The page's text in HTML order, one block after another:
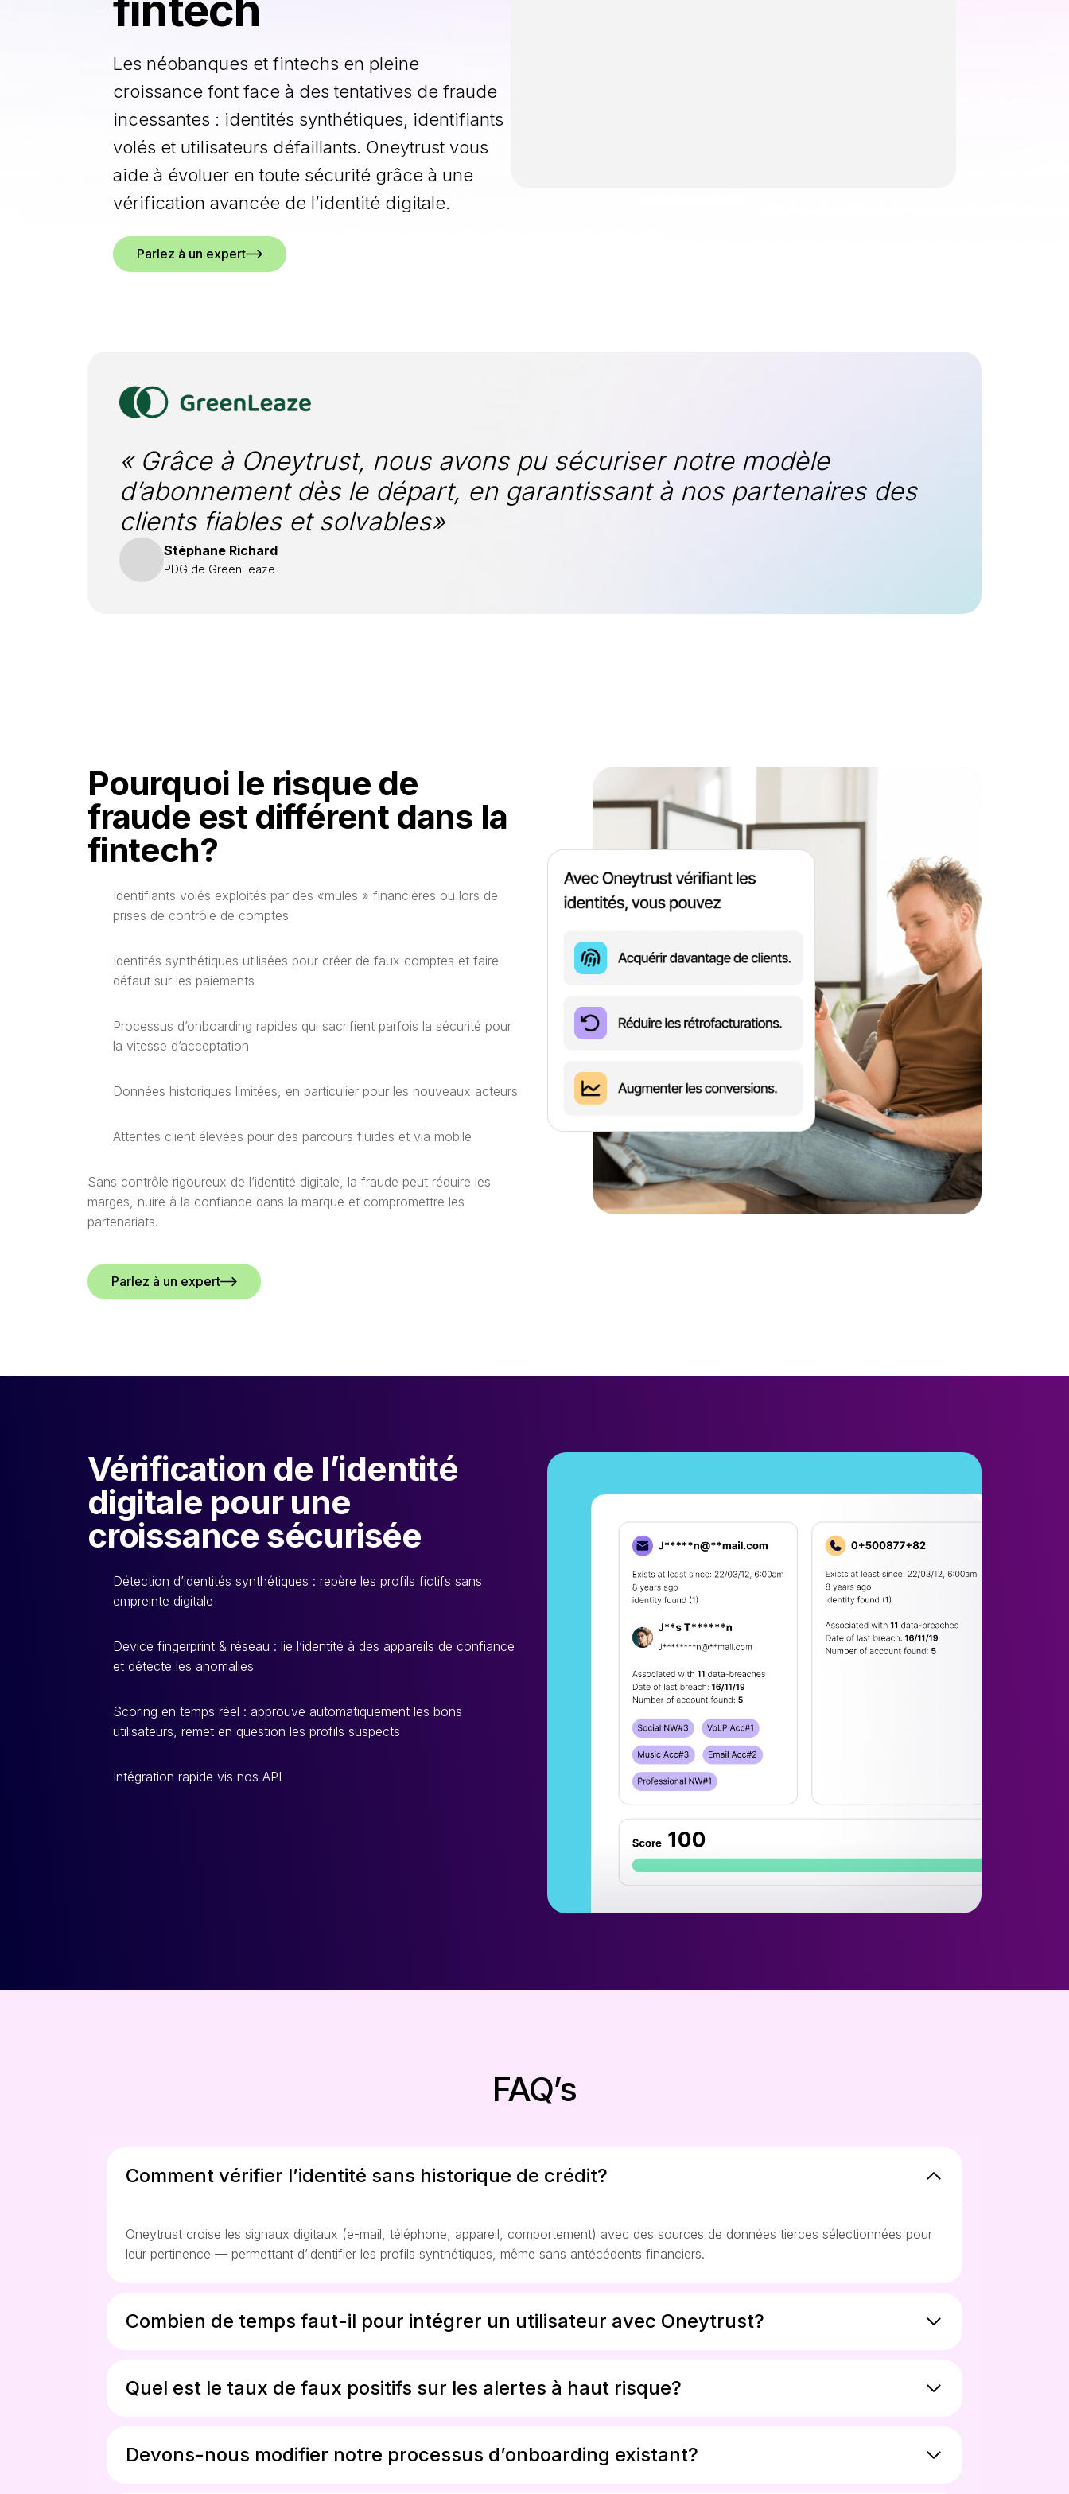
Les néobanques et fintechs en pleine
croissance font face à des tentatives de fraude
incessantes : identités synthétiques, identifiants
volés et utilisateurs défaillants. Oneytrust vous
aide à évoluer en toute sécurité grâce à une
vérification avancée de l’identité digitale.
Parlez à un expert
« Grâce à Oneytrust, nous avons pu sécuriser notre modèle
d’abonnement dès le départ, en garantissant à nos partenaires des
clients fiables et solvables»
Stéphane Richard
PDG de GreenLeaze
Pourquoi le risque de
fraude est différent dans la
fintech?
Identifiants volés exploités par des «mules » financières ou lors de
prises de contrôle de comptes
Identités synthétiques utilisées pour créer de faux comptes et faire
défaut sur les paiements
Processus d’onboarding rapides qui sacrifient parfois la sécurité pour
la vitesse d’acceptation
Données historiques limitées, en particulier pour les nouveaux acteurs
Attentes client élevées pour des parcours fluides et via mobile
Sans contrôle rigoureux de l’identité digitale, la fraude peut réduire les
marges, nuire à la confiance dans la marque et compromettre les
partenariats.
Parlez à un expert
Vérification de l’identité
digitale pour une
croissance sécurisée
Détection d’identités synthétiques : repère les profils fictifs sans
empreinte digitale
Device fingerprint & réseau : lie l’identité à des appareils de confiance
et détecte les anomalies
Scoring en temps réel : approuve automatiquement les bons
utilisateurs, remet en question les profils suspects
Intégration rapide vis nos API
FAQ’s
Comment vérifier l’identité sans historique de crédit?
Oneytrust croise les signaux digitaux (e-mail, téléphone, appareil, comportement) avec des sources de données tierces sélectionnées pour
leur pertinence — permettant d’identifier les profils synthétiques, même sans antécédents financiers.
Combien de temps faut-il pour intégrer un utilisateur avec Oneytrust?
Quel est le taux de faux positifs sur les alertes à haut risque?
Devons-nous modifier notre processus d’onboarding existant?